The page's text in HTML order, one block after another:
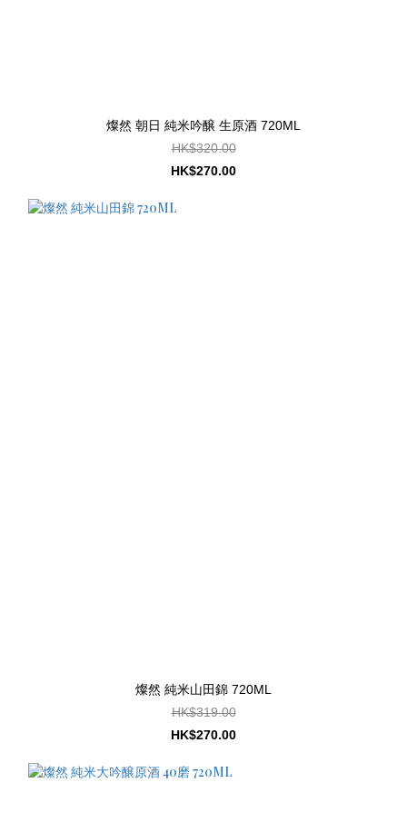
燦然 朝日 純米吟醸 生原酒 720ML
HK$320.00
HK$270.00
燦然 純米山田錦 720ML
HK$319.00
HK$270.00